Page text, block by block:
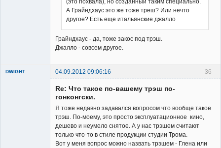
(это похвала), но созданный таким специально.
А Грайндхаус это же тоже треш? Или нечто
другое? Есть еще итальянские джалло
Грайндхаус - да, тоже закос под трэш.
Джалло - совсем другое.
36
DWIGHT 04.09.2012 09:06:16
Re: Что такое по-вашему трэш по-
гонконгски.
Я тоже недавно задавался вопросом что вообще такое
трэш. По-моему, это просто эксплуатационное кино,
дешево и неумело снятое. А у нас трэшем считают
только что-то в стиле продукции студии Трома.
Вот у меня вопрос можно назвать трэшем - Глена или